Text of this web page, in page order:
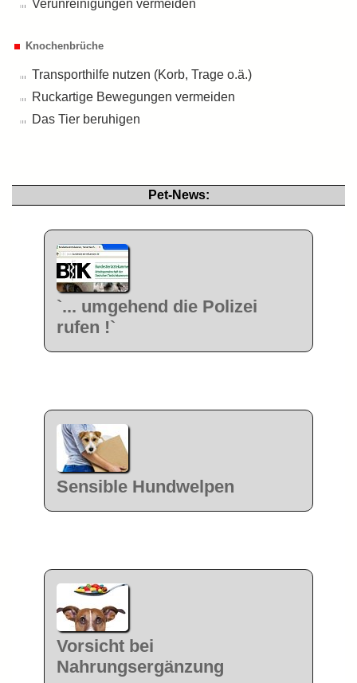
Verunreinigungen vermeiden
Knochenbrüche
Transporthilfe nutzen (Korb, Trage o.ä.)
Ruckartige Bewegungen vermeiden
Das Tier beruhigen
Pet-News:
`... umgehend die Polizei
rufen !`
Sensible Hundwelpen
Vorsicht bei
Nahrungsergänzung